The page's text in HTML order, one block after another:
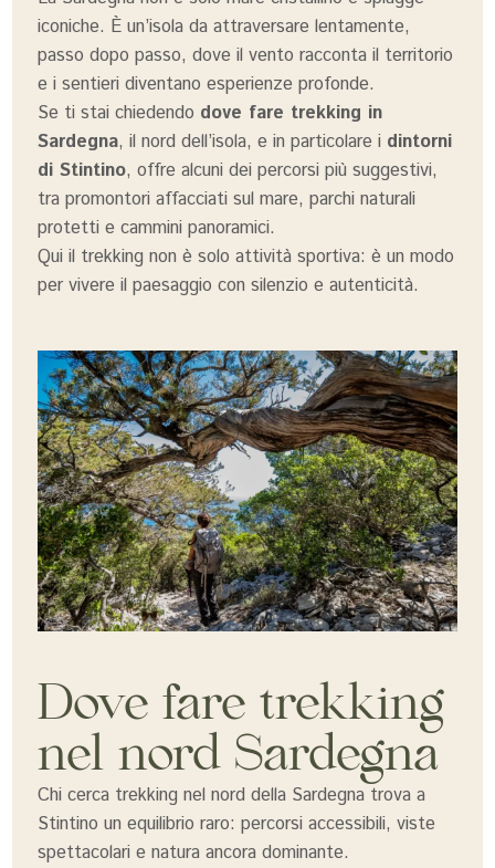
iconiche. È un’isola da attraversare lentamente,
passo dopo passo, dove il vento racconta il territorio
e i sentieri diventano esperienze profonde.
Se ti stai chiedendo dove fare trekking in
Sardegna, il nord dell’isola, e in particolare i dintorni
di Stintino, offre alcuni dei percorsi più suggestivi,
tra promontori affacciati sul mare, parchi naturali
protetti e cammini panoramici.
Qui il trekking non è solo attività sportiva: è un modo
per vivere il paesaggio con silenzio e autenticità.
Dove fare trekking
nel nord Sardegna
Chi cerca trekking nel nord della Sardegna trova a
Stintino un equilibrio raro: percorsi accessibili, viste
spettacolari e natura ancora dominante.